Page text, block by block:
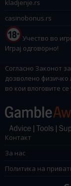
kladjenje.rs
casinobonus.rs
Учество во
Играј одговорно!
Согласно Законот
дозволено физичко
во кои влоговите
Контакт
За нас
Политика на